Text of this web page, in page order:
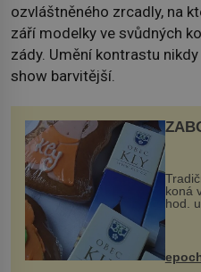
ozvláštněného zrcadly, na
září modelky ve svůdných
zády. Umění kontrastu
show barvitější.
koná
hod.
Kly u